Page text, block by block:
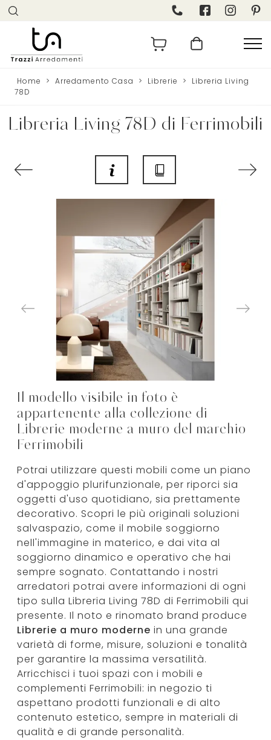
Home > Arredamento Casa > Librerie >
Libreria Living
78D
Libreria Living 78D di Ferrimobili
Il modello visibile in foto è
appartenente alla collezione di
Librerie moderne a muro del marchio
Ferrimobili
Potrai utilizzare questi mobili come un piano
d'appoggio plurifunzionale, per riporci sia
oggetti d'uso quotidiano, sia prettamente
decorativo. Scopri le più originali soluzioni
salvaspazio, come il mobile soggiorno
nell'immagine in materico, e dai vita al
soggiorno dinamico e operativo che hai
sempre sognato. Contattando i nostri
arredatori potrai avere informazioni di ogni
tipo sulla Libreria Living 78D di Ferrimobili qui
presente. Il noto e rinomato brand produce
Librerie a muro moderne in una grande
varietà di forme, misure, soluzioni e tonalità
per garantire la massima versatilità.
Arricchisci i tuoi spazi con i mobili e
complementi Ferrimobili: in negozio ti
aspettano prodotti funzionali e di alto
contenuto estetico, sempre in materiali di
qualità e di grande personalità.